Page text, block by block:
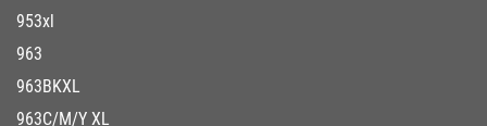
953xl
963
963BKXL
963C/M/Y XL